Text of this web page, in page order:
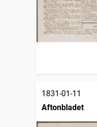
1831-01-11
Aftonbladet